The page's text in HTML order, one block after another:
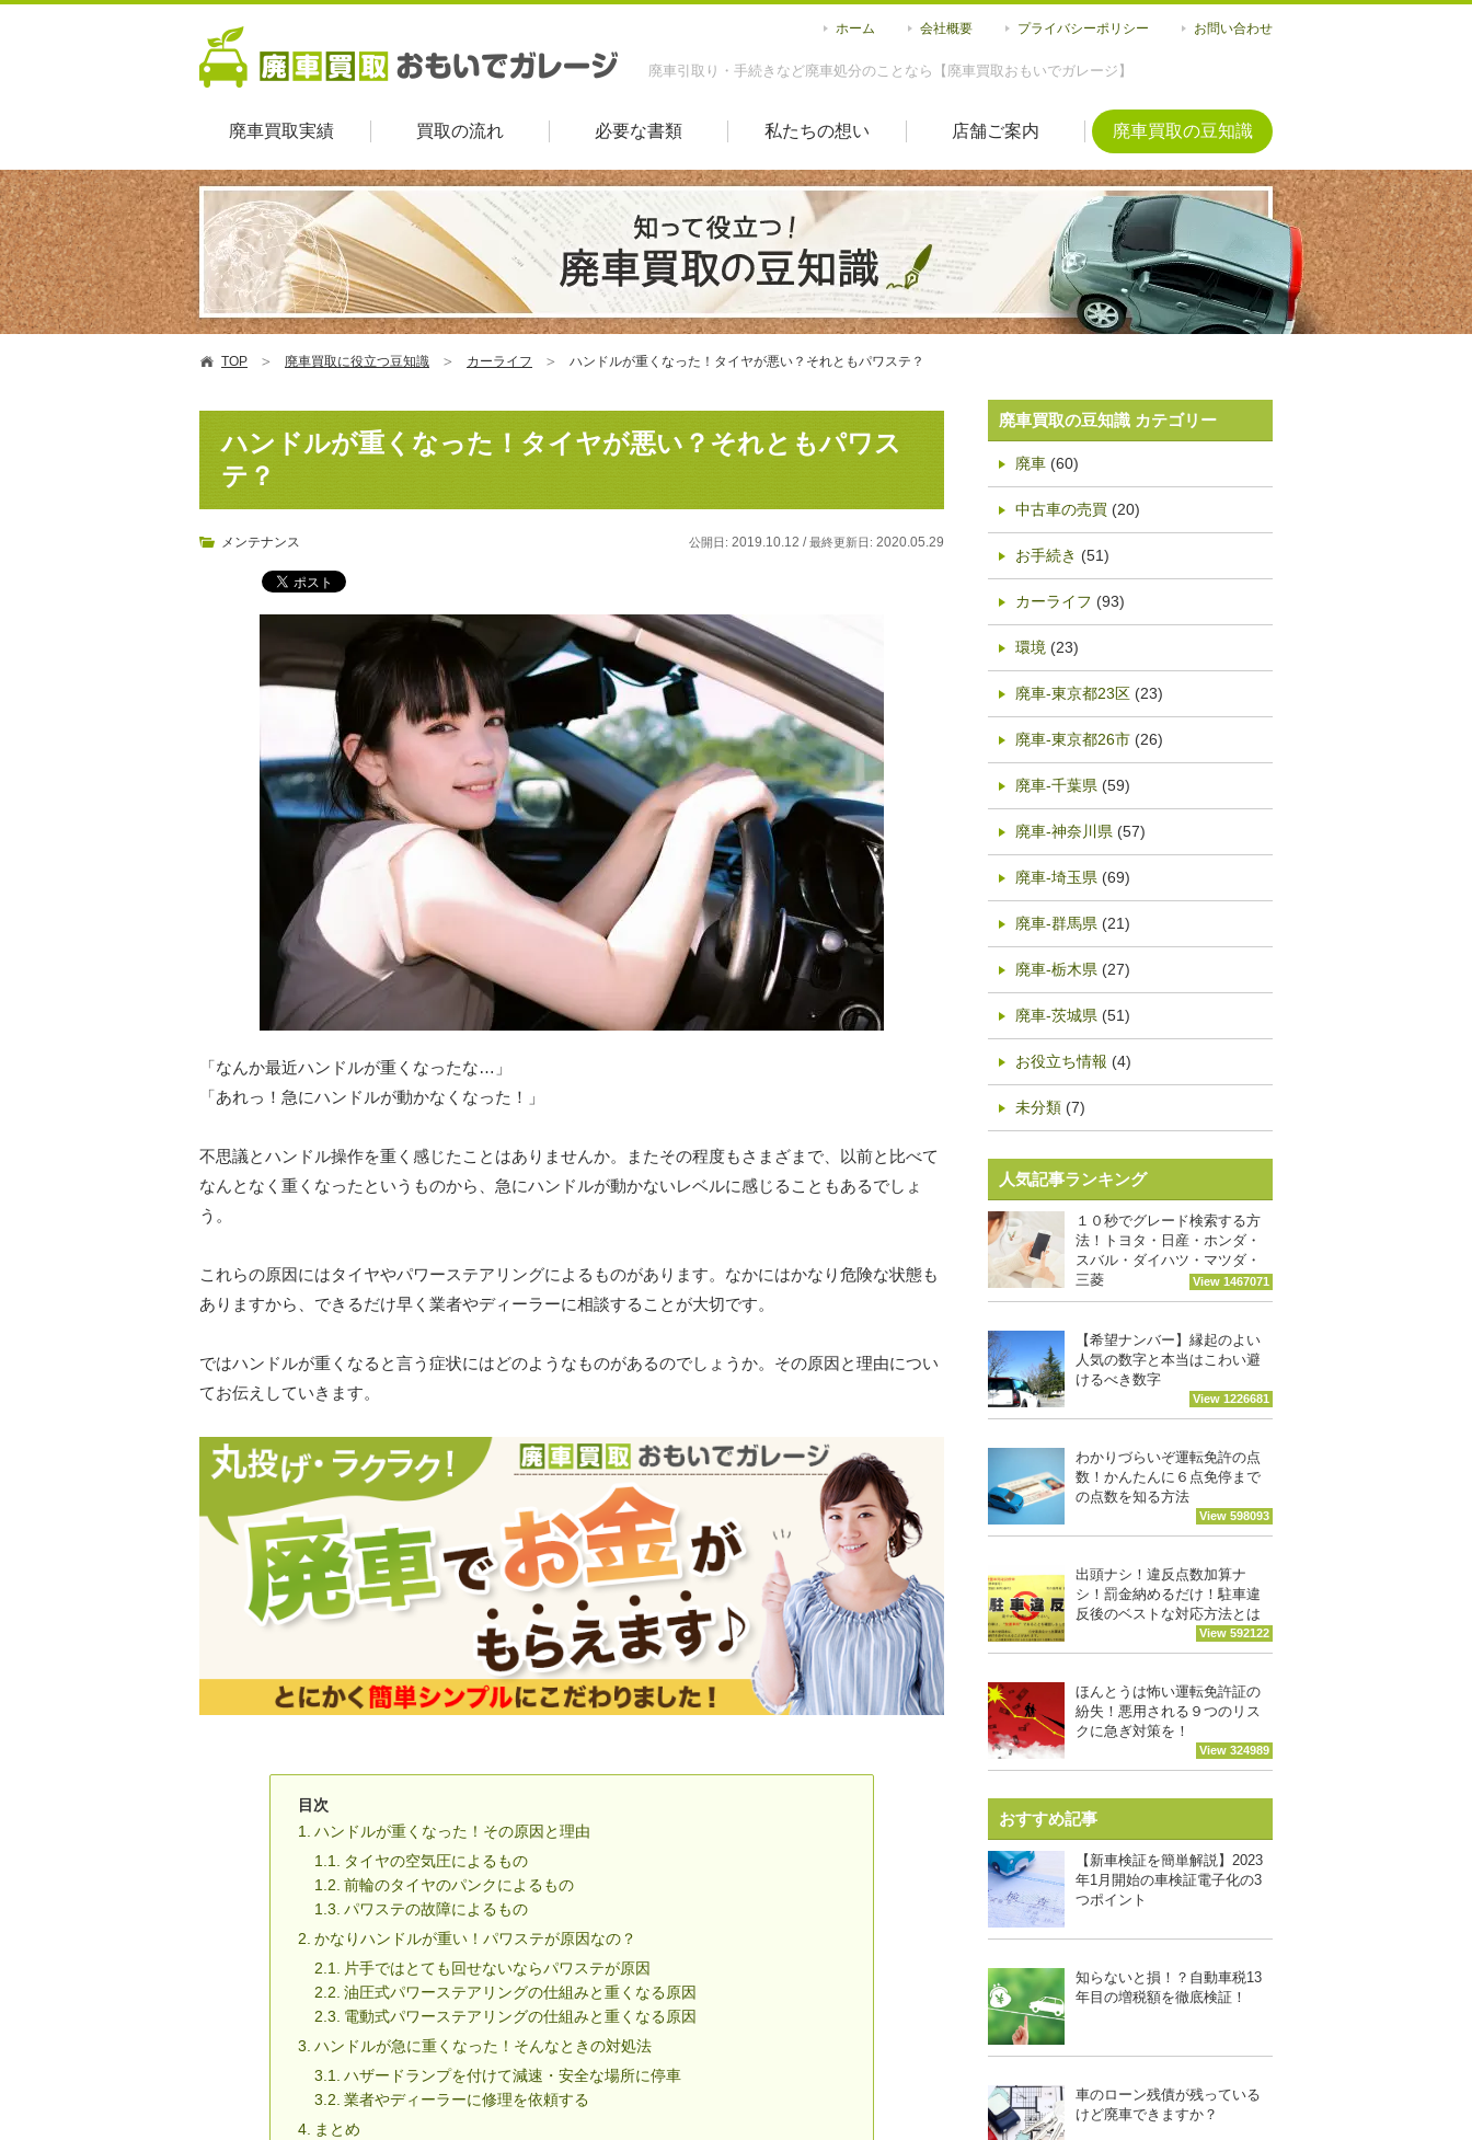
廃車引取り・手続きなど廃車処分のことなら【廃車買取おもいでガレージ】
ホーム 会社概要 プライバシーポリシー お問い合わせ
廃車買取実績 買取の流れ 必要な書類 私たちの想い 店舗ご案内 廃車買取の豆知識
TOP 廃車買取に役立つ豆知識 カーライフ ハンドルが重くなった！タイヤが悪い？それともパワステ？
ハンドルが重くなった！タイヤが悪い？それともパワス
テ？
メンテナンス 公開日: 2019.10.12 /最終更新日: 2020.05.29
「なんか最近ハンドルが重くなったな…」
「あれっ！急にハンドルが動かなくなった！」
不思議とハンドル操作を重く感じたことはありませんか。またその程度もさまざまで、以前と比べて
なんとなく重くなったというものから、急にハンドルが動かないレベルに感じることもあるでしょ
う。
これらの原因にはタイヤやパワーステアリングによるものがあります。なかにはかなり危険な状態も
ありますから、できるだけ早く業者やディーラーに相談することが大切です。
ではハンドルが重くなると言う症状にはどのようなものがあるのでしょうか。その原因と理由につい
てお伝えしていきます。
目次
ハンドルが重くなった！その原因と理由
タイヤの空気圧によるもの
前輪のタイヤのパンクによるもの
パワステの故障によるもの
かなりハンドルが重い！パワステが原因なの？
片手ではとても回せないならパワステが原因
油圧式パワーステアリングの仕組みと重くなる原因
電動式パワーステアリングの仕組みと重くなる原因
ハンドルが急に重くなった！そんなときの対処法
ハザードランプを付けて減速・安全な場所に停車
業者やディーラーに修理を依頼する
まとめ
廃車買取の豆知識 カテゴリー
廃車 (60)
中古車の売買 (20)
お手続き (51)
カーライフ (93)
環境 (23)
廃車-東京都23区 (23)
廃車-東京都26市 (26)
廃車-千葉県 (59)
廃車-神奈川県 (57)
廃車-埼玉県 (69)
廃車-群馬県 (21)
廃車-栃木県 (27)
廃車-茨城県 (51)
お役立ち情報 (4)
未分類 (7)
人気記事ランキング
１０秒でグレード検索する方
法！トヨタ・日産・ホンダ・
スバル・ダイハツ・マツダ・
三菱
View 1467071
【希望ナンバー】縁起のよい
人気の数字と本当はこわい避
けるべき数字
View 1226681
わかりづらいぞ運転免許の点
数！かんたんに６点免停まで
の点数を知る方法
View 598093
出頭ナシ！違反点数加算ナ
シ！罰金納めるだけ！駐車違
反後のベストな対応方法とは
View 592122
ほんとうは怖い運転免許証の
紛失！悪用される９つのリス
クに急ぎ対策を！
View 324989
おすすめ記事
【新車検証を簡単解説】2023
年1月開始の車検証電子化の3
つポイント
知らないと損！？自動車税13
年目の増税額を徹底検証！
車のローン残債が残っている
けど廃車できますか？